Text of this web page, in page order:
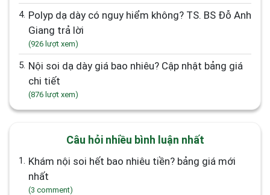
4. Polyp dạ dày có nguy hiểm không? TS. BS Đỗ Anh
Giang trả lời
(926 lượt xem)
5. Nội soi dạ dày giá bao nhiêu? Cập nhật bảng giá
chi tiết
(876 lượt xem)
Câu hỏi nhiều bình luận nhất
1.
Khám nội soi hết bao nhiêu tiền? bảng giá mới
nhất
(3 comment)